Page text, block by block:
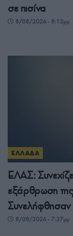
σε πισίνα
8/08/2026 - 8:12μμ
ΕΛΛΑΔΑ
ΕΛΑΣ:
εξάρθρωση
8/08/2026 - 7:27μμ